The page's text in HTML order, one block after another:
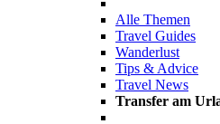
Alle Themen
Travel Guides
Wanderlust
Tips & Advice
Travel News
Transfer am